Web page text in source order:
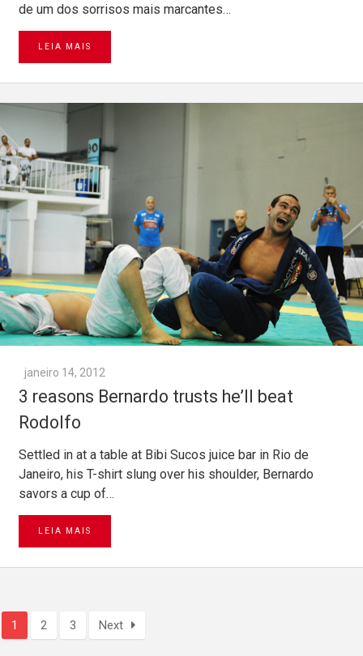
de um dos sorrisos mais marcantes…
LEIA MAIS
janeiro 14, 2012
3 reasons Bernardo trusts he’ll beat
Rodolfo
Settled in at a table at Bibi Sucos juice bar in Rio de
Janeiro, his T-shirt slung over his shoulder, Bernardo
savors a cup of…
LEIA MAIS
1 2 3 Next